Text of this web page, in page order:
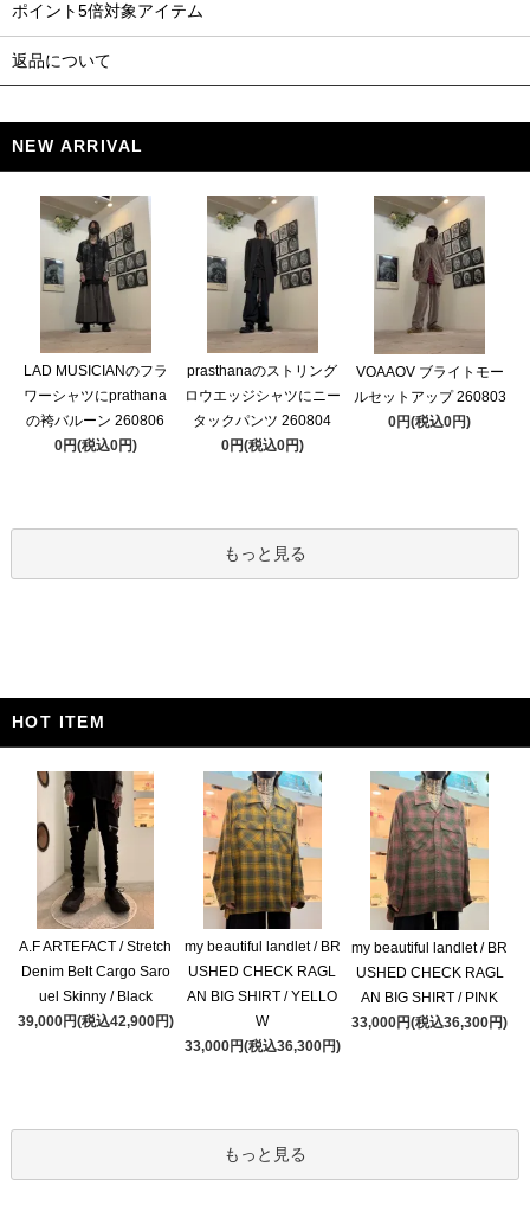
ポイント5倍対象アイテム
返品について
NEW ARRIVAL
LAD MUSICIANのフラ
ワーシャツにprathana
の袴バルーン 260806
0円(税込0円)
prasthanaのストリング
ロウエッジシャツにニー
タックパンツ 260804
0円(税込0円)
VOAAOV ブライトモー
ルセットアップ 260803
0円(税込0円)
もっと見る
HOT ITEM
A.F ARTEFACT / Stretch
Denim Belt Cargo Saro
uel Skinny / Black
39,000円(税込42,900円)
my beautiful landlet / BR
USHED CHECK RAGL
AN BIG SHIRT / YELLO
W
33,000円(税込36,300円)
my beautiful landlet / BR
USHED CHECK RAGL
AN BIG SHIRT / PINK
33,000円(税込36,300円)
もっと見る